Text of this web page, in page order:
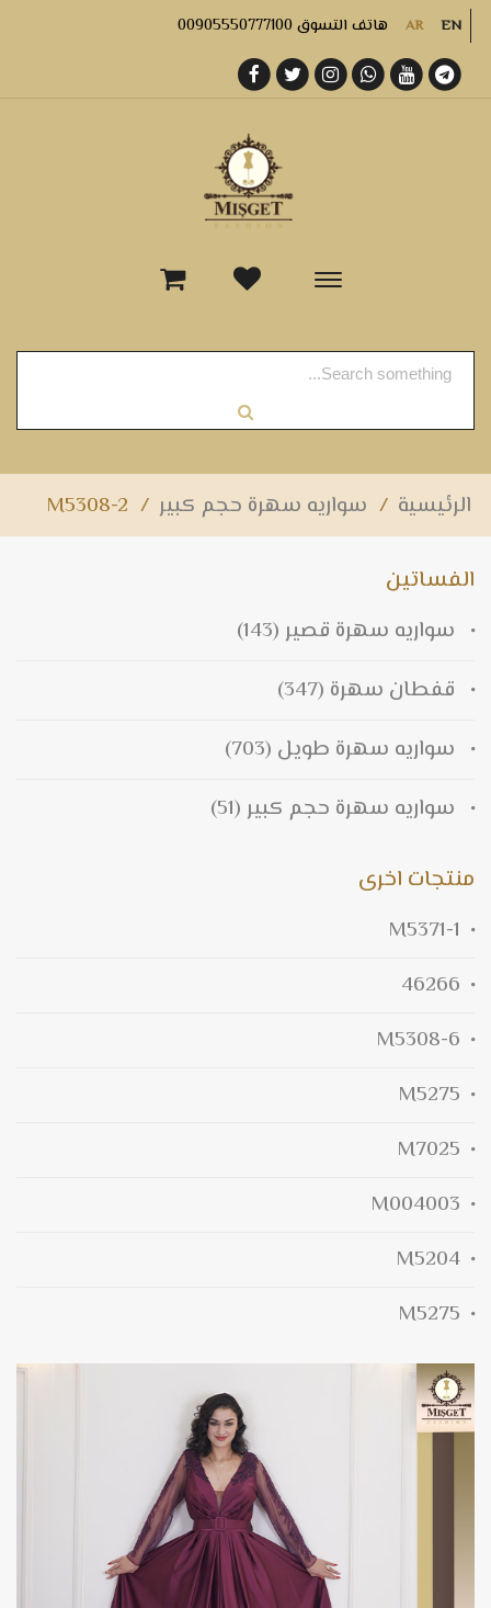
AR EN هاتف التسوق 00905550777100
-
الرئيسية / سواريه سهرة حجم كبير /
M5308-2
الفساتين
سواريه سهرة قصير (143)
قفطان سهرة (347)
سواريه سهرة طويل (703)
سواريه سهرة حجم كبير (51)
منتجات اخرى
M5371-1
46266
M5308-6
M5275
M7025
M004003
M5204
M5275